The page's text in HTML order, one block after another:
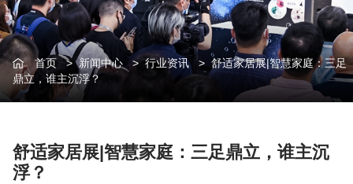
首页>新闻中心>行业资讯> 舒适家居展|智慧家庭：三足
鼎立，谁主沉浮？
舒适家居展|智慧家庭：三足鼎立，谁主沉
浮？